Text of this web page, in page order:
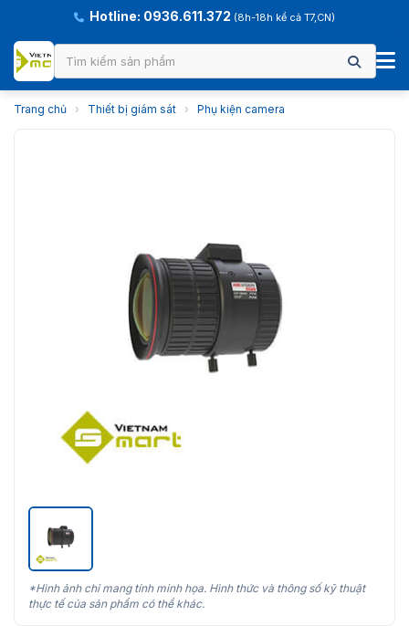
Hotline: 0936.611.372 (8h-18h kể cả T7,CN)
Trang chủ › Thiết bị giám sát › Phụ kiện camera
*Hình ảnh chỉ mang tính minh họa. Hình thức và thông số kỹ thuật
thực tế của sản phẩm có thể khác.